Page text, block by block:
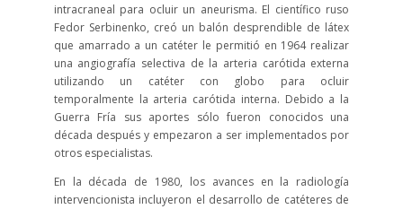
intracraneal para ocluir un aneurisma. El científico ruso
Fedor Serbinenko, creó un balón desprendible de látex
que amarrado a un catéter le permitió en 1964 realizar
una angiografía selectiva de la arteria carótida externa
utilizando un catéter con globo para ocluir
temporalmente la arteria carótida interna. Debido a la
Guerra Fría sus aportes sólo fueron conocidos una
década después y empezaron a ser implementados por
otros especialistas.
En la década de 1980, los avances en la radiología
intervencionista incluyeron el desarrollo de catéteres de